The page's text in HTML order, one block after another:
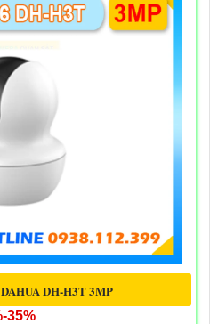
DH-H3T 3MP
35%